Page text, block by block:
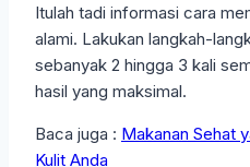
Itulah tadi informasi cara
alami. Lakukan langkah-
sebanyak 2 hingga 3 kali
hasil yang maksimal.
Baca juga : Makanan Sehat
Kulit Anda